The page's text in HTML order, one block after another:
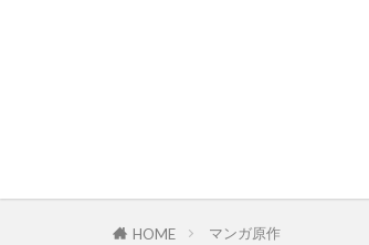
HOME マンガ原作